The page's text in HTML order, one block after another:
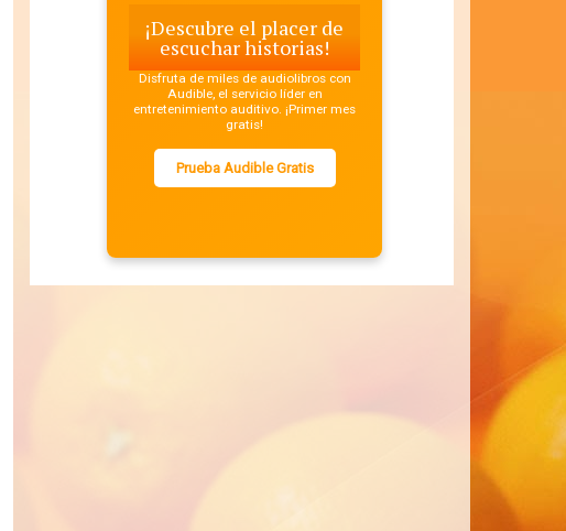
¡Descubre el placer de
escuchar historias!
Disfruta de miles de audiolibros con
Audible, el servicio líder en
entretenimiento auditivo. ¡Primer mes
gratis!
Prueba Audible Gratis